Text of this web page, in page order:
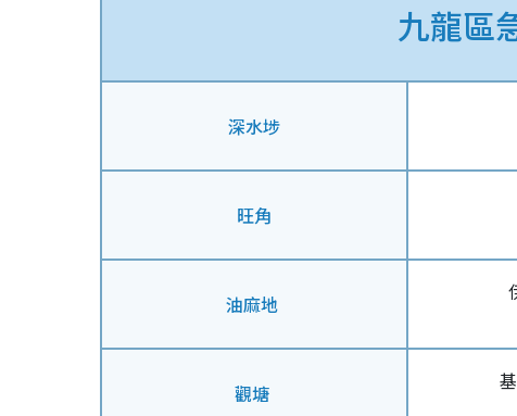
九龍區
深水埗
旺角
油麻地
觀塘